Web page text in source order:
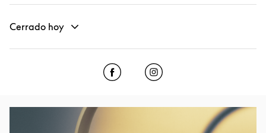
Cerrado hoy
Click to open Facebook
Link Opens in New Tab
Click to open Instagram
Link Opens in New Tab
Imagen del evento